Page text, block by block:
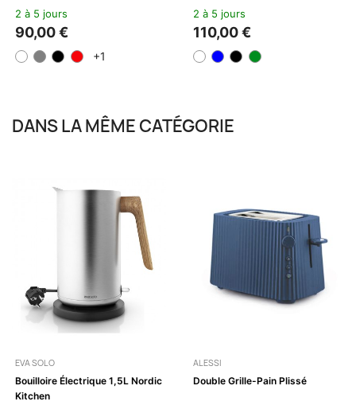
2 à 5 jours
90,00 €
+1
2 à 5 jours
110,00 €
DANS LA MÊME CATÉGORIE
EVA SOLO
Bouilloire Électrique 1,5L Nordic
Kitchen
ALESSI
Double Grille-Pain Plissé